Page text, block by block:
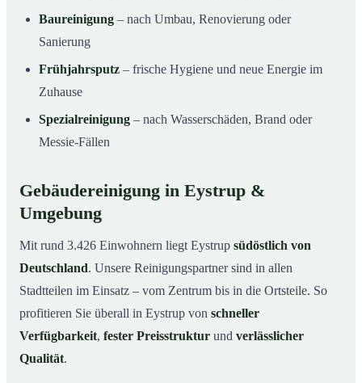
Baureinigung – nach Umbau, Renovierung oder
Sanierung
Frühjahrsputz – frische Hygiene und neue Energie im
Zuhause
Spezialreinigung – nach Wasserschäden, Brand oder
Messie-Fällen
Gebäudereinigung in Eystrup &
Umgebung
Mit rund 3.426 Einwohnern liegt Eystrup südöstlich von
Deutschland. Unsere Reinigungspartner sind in allen
Stadtteilen im Einsatz – vom Zentrum bis in die Ortsteile. So
profitieren Sie überall in Eystrup von schneller
Verfügbarkeit, fester Preisstruktur und verlässlicher
Qualität.